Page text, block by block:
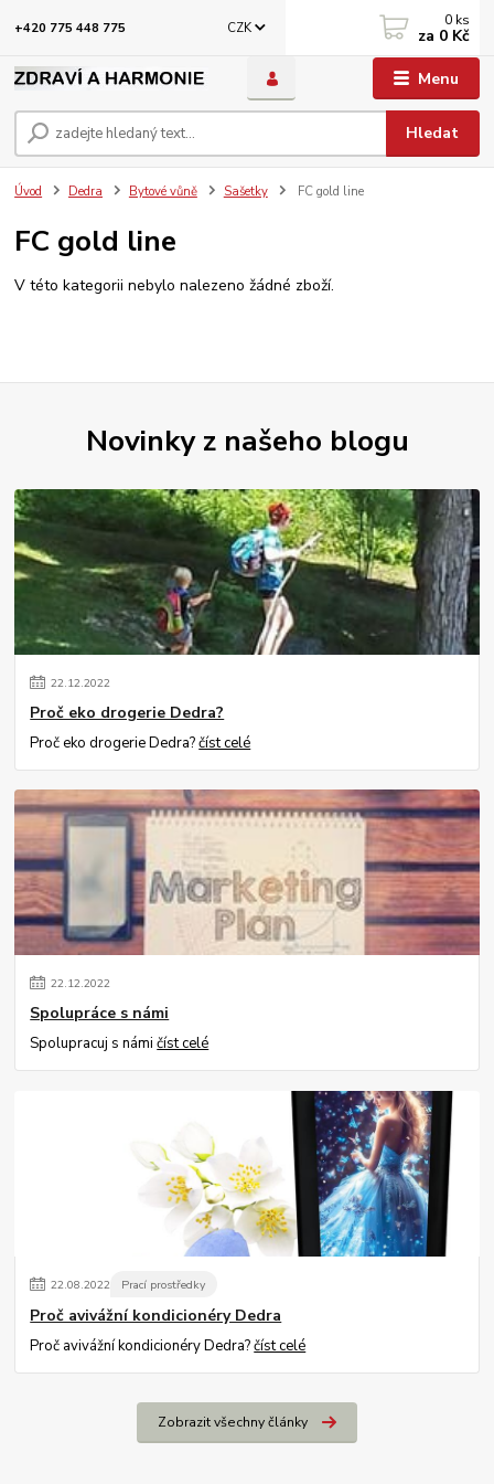
Menu
CZK
Hledat
+420 775 448 775 0 ks
za 0 Kč
Úvod Dedra Bytové vůně Sašetky FC gold line
FC gold line
V této kategorii nebylo nalezeno žádné zboží.
Novinky z našeho blogu
22.12.2022
Proč eko drogerie Dedra?
Proč eko drogerie Dedra?číst celé
22.12.2022
Spolupráce s námi
Spolupracuj s námičíst celé
22.08.2022 Prací prostředky
Proč avivážní kondicionéry Dedra
Proč avivážní kondicionéry Dedra?číst celé
Zobrazit všechny články